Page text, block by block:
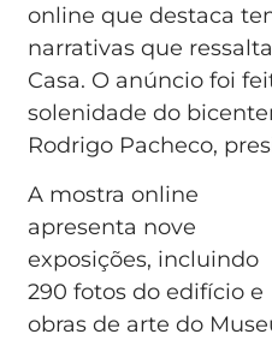
online que destaca
narrativas que
Casa. O anúncio foi
solenidade do
Rodrigo Pacheco,
A mostra online
apresenta nove
exposições, incluindo
290 fotos do edifício e
obras de arte do